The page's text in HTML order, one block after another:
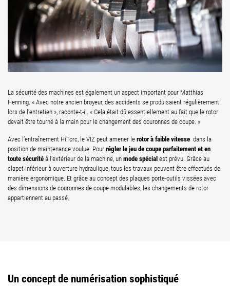
La sécurité des machines est également un aspect important pour Matthias
Henning. « Avec notre ancien broyeur, des accidents se produisaient régulièrement
lors de l’entretien », raconte-t-il. « Cela était dû essentiellement au fait que le rotor
devait être tourné à la main pour le changement des couronnes de coupe. »
Avec l’entraînement HiTorc, le VIZ peut amener le rotor à faible vitesse dans la
position de maintenance voulue. Pour régler le jeu de coupe parfaitement et en
toute sécurité à l’extérieur de la machine, un mode spécial est prévu. Grâce au
clapet inférieur à ouverture hydraulique, tous les travaux peuvent être effectués de
manière ergonomique. Et grâce au concept des plaques porte-outils vissées avec
des dimensions de couronnes de coupe modulables, les changements de rotor
appartiennent au passé.
Un concept de numérisation sophistiqué